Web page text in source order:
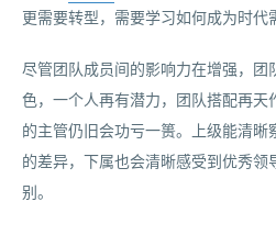
更需要转型，需要学习如何成为时代
尽管团队成员间的影响力在增强，团
色，一个人再有潜力，团队搭配再天
的主管仍旧会功亏一篑。上级能清晰
的差异，下属也会清晰感受到优秀领
别。